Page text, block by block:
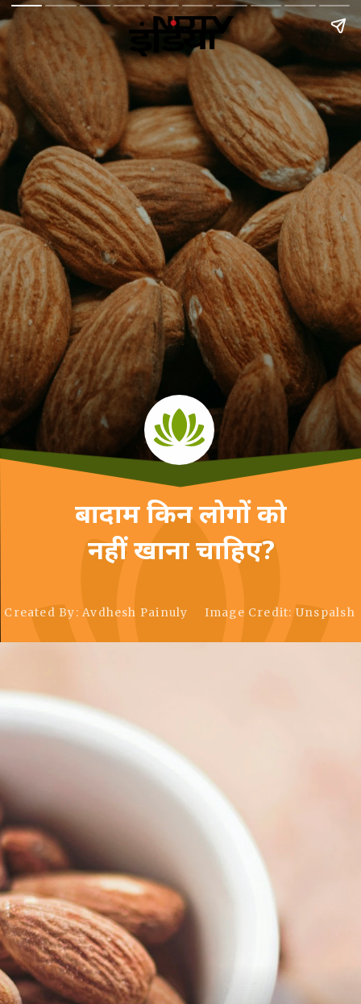
बादाम किन लोगों को
नहीं खाना चाहिए?
Created By: Avdhesh Painuly Image Credit: Unspalsh